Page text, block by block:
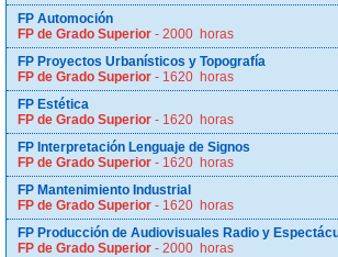
FP Automoción
FP de Grado Superior - 2000 horas
FP Proyectos Urbanísticos y Topografía
FP de Grado Superior - 1620 horas
FP Estética
FP de Grado Superior - 1620 horas
FP Interpretación Lenguaje de Signos
FP de Grado Superior - 1620 horas
FP Mantenimiento Industrial
FP de Grado Superior - 1620 horas
FP Producción de Audiovisuales Radio y
FP de Grado Superior - 2000 horas